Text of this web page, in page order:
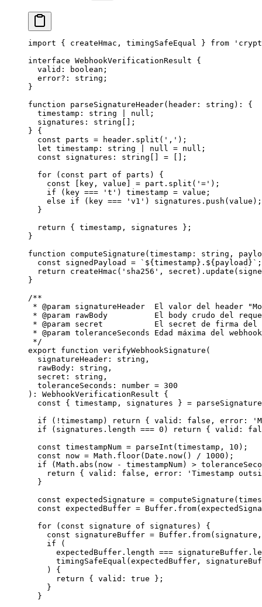
import { createHmac, timingSafeEqual } from
interface WebhookVerificationResult {
  valid
: boolean ;
  error
?: string ;
}
function parseSignatureHeader( header : string ) :
{
  timestamp
: string null ;
  signatures
: string [];
} {
  const
parts = header. split ( ',' );
  let
timestamp : string null = null ;
  const
signatures : string [] = [];
  for
( const part of parts) {
    const
[ key , value ] = part. split ( '=' );
    if
(key === 't' ) timestamp = value;
    else
if (key === 'v1' ) signatures. push (value);
  }
  return
{ timestamp, signatures };
}
function computeSignature (timestamp : string ,
  const
signedPayload = `${timestamp}.${payload }` ;
  return
createHmac ( 'sha256' , secret). update
}
/**
* @param signatureHeader
El valor del header
* @param rawBody
El body crudo del
* @param secret
El secret de firma del
* @param toleranceSeconds Edad máxima del
*/
export function verifyWebhookSignature (
  signatureHeader
: string ,
  rawBody
: string ,
  secret
: string ,
  toleranceSeconds
: number = 300
) : WebhookVerificationResult {
  const
{ timestamp , signatures } =
  if
( ! timestamp) return { valid: false , error:
  if
(signatures. length === 0 ) return { valid:
  const
timestampNum = parseInt (timestamp, 10 );
  const
now = Math. floor(Date. now() / 1000 );
  if
(Math. abs (now - timestampNum) >
    return
{ valid: false , error:
'Timestamp
  }
  const
expectedSignature = computeSignature
  const
expectedBuffer = Buffer. from
  for
( const signature of signatures) {
    const
signatureBuffer = Buffer. from
    if
(
      expectedBuffer.
length === signatureBuffer.
      timingSafeEqual
(expectedBuffer,
    ) {
      return
{ valid: true };
    }
  }